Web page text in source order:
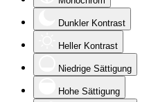
Dunkler Kontrast
Heller Kontrast
Niedrige Sättigung
Hohe Sättigung